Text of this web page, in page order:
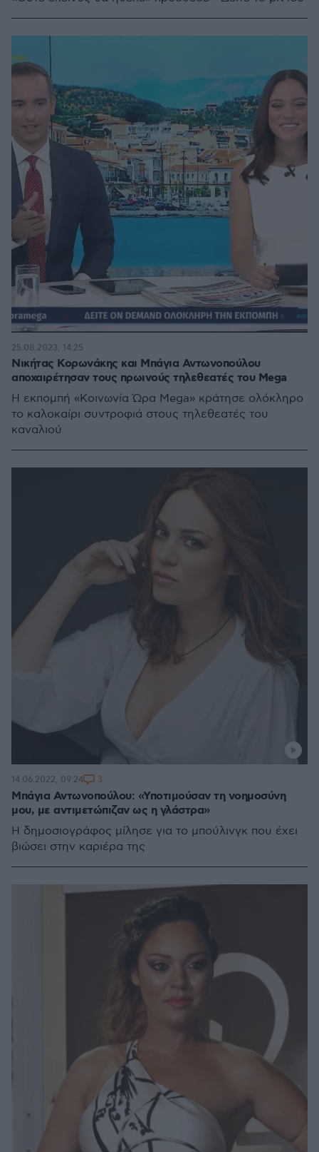
Νικήτας Κορωνάκης και Μπάγια Αντωνοπούλου
αποχαιρέτησαν τους πρωινούς τηλεθεατές του Mega
Η εκπομπή «Κοινωνία Ώρα Μega» κράτησε ολόκληρο
το καλοκαίρι συντροφιά στους τηλεθεατές του
καναλιού
25.08.2023, 14:25
Μπάγια Αντωνοπούλου: «Υποτιμούσαν τη νοημοσύνη
μου, με αντιμετώπιζαν ως η γλάστρα»
Η δημοσιογράφος μίλησε για το μπούλινγκ που έχει
βιώσει στην καριέρα της
14.06.2022, 09:24 3